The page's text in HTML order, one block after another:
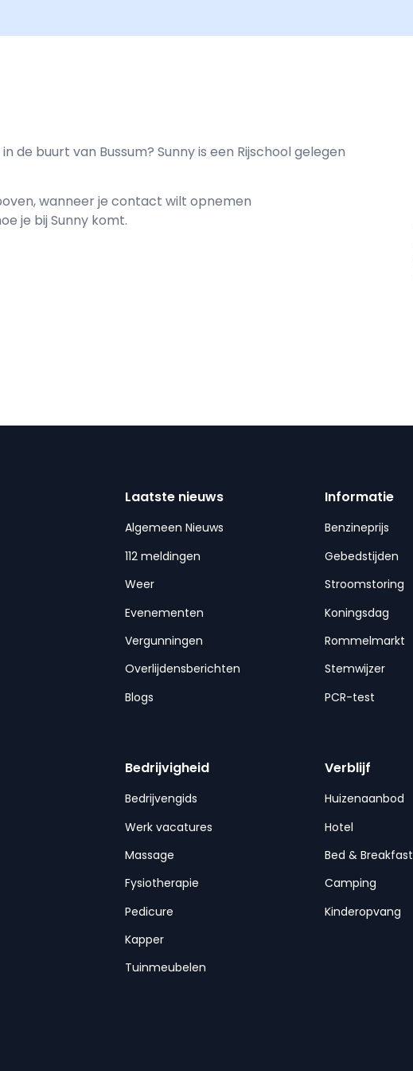
de buurt van Bussum? Sunny is een Rijschool gelegen
wanneer je contact wilt opnemen
je bij Sunny komt.
Laatste nieuws
Algemeen Nieuws
112 meldingen
Weer
Evenementen
Vergunningen
Overlijdensberichten
Blogs
Informatie
Benzineprijs
Gebedstijden
Stroomstoring
Koningsdag
Rommelmarkt
Stemwijzer
PCR-test
Bedrijvigheid
Bedrijvengids
Werk vacatures
Massage
Fysiotherapie
Pedicure
Kapper
Tuinmeubelen
Verblijf
Huizenaanbod
Hotel
Bed & Breakfast
Camping
Kinderopvang